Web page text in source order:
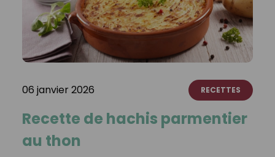
06 janvier 2026 RECETTES
Recette de hachis parmentier
au thon